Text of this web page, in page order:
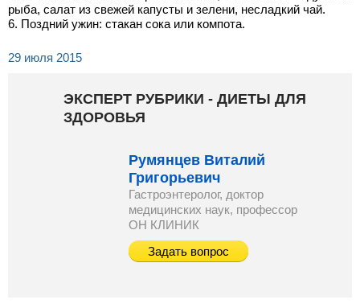
рыба, салат из свежей капусты и зелени, несладкий чай.
Поздний ужин: стакан сока или компота.
29 июля 2015
ЭКСПЕРТ РУБРИКИ - ДИЕТЫ ДЛЯ
ЗДОРОВЬЯ
Румянцев Виталий
Григорьевич
Гастроэнтеролог, доктор
медицинских наук, профессор
ОН КЛИНИК
Задать вопрос